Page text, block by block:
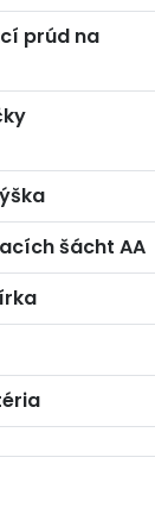
prúd na
šácht AA